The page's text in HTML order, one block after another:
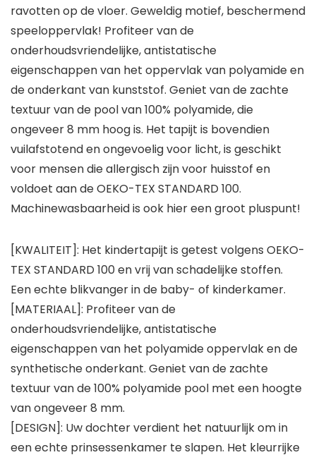
ravotten op de vloer. Geweldig motief, beschermend
speeloppervlak! Profiteer van de
onderhoudsvriendelijke, antistatische
eigenschappen van het oppervlak van polyamide en
de onderkant van kunststof. Geniet van de zachte
textuur van de pool van 100% polyamide, die
ongeveer 8 mm hoog is. Het tapijt is bovendien
vuilafstotend en ongevoelig voor licht, is geschikt
voor mensen die allergisch zijn voor huisstof en
voldoet aan de OEKO-TEX STANDARD 100.
Machinewasbaarheid is ook hier een groot pluspunt!
[KWALITEIT]: Het kindertapijt is getest volgens OEKO-
TEX STANDARD 100 en vrij van schadelijke stoffen.
Een echte blikvanger in de baby- of kinderkamer.
[MATERIAAL]: Profiteer van de
onderhoudsvriendelijke, antistatische
eigenschappen van het polyamide oppervlak en de
synthetische onderkant. Geniet van de zachte
textuur van de 100% polyamide pool met een hoogte
van ongeveer 8 mm.
[DESIGN]: Uw dochter verdient het natuurlijk om in
een echte prinsessenkamer te slapen. Het kleurrijke